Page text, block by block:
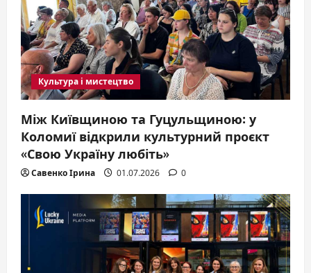
Культура і мистецтво
Між Київщиною та Гуцульщиною: у
Коломиї відкрили культурний проєкт
«Свою Україну любіть»
Савенко Ірина 01.07.2026 0